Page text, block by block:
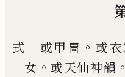
式 或甲冑 。 或衣
女 。 或天仙神韻 。